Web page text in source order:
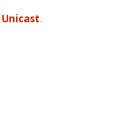
Unicast.